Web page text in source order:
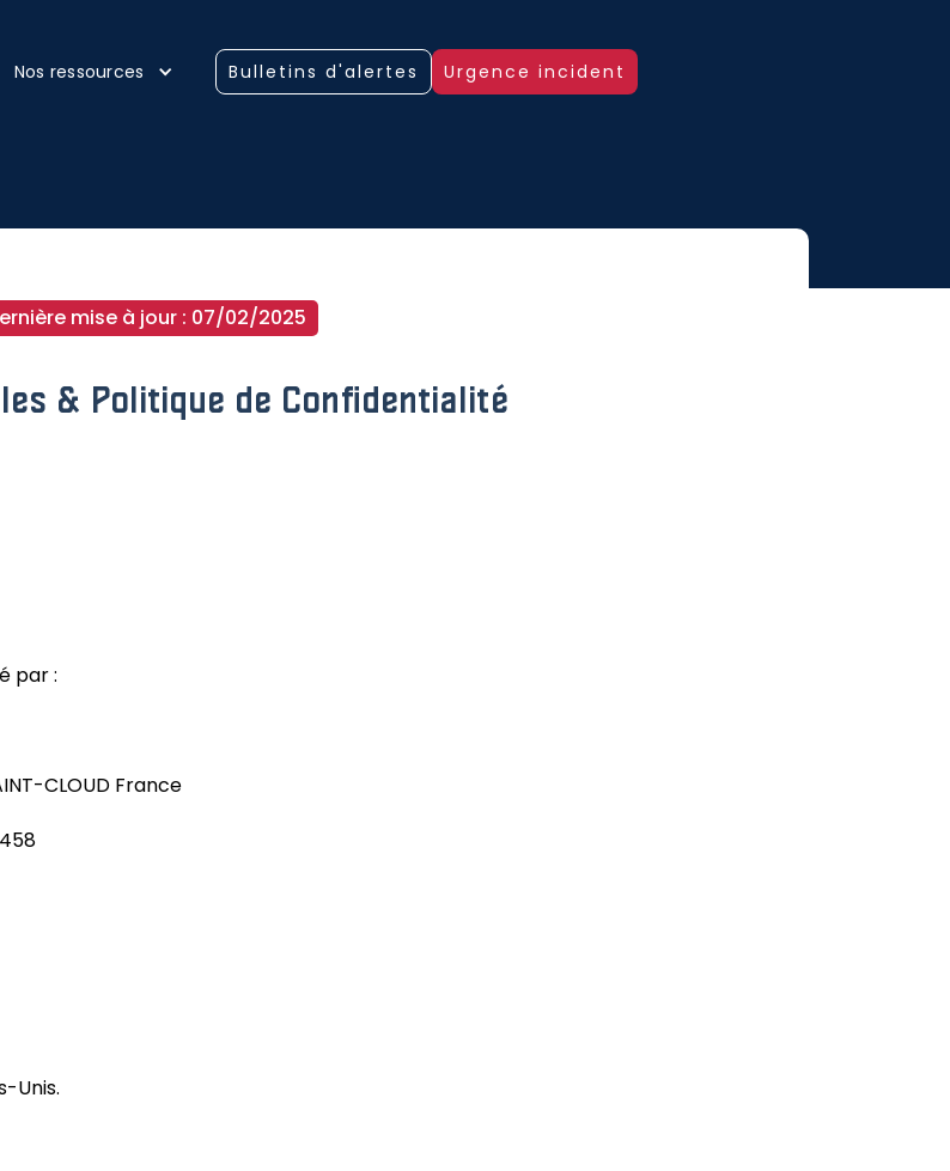
Nos ressources Bulletins d'alertes Urgence incident
mise à jour : 07/02/2025
& Politique de Confidentialité
par :
CLOUD France
Unis.